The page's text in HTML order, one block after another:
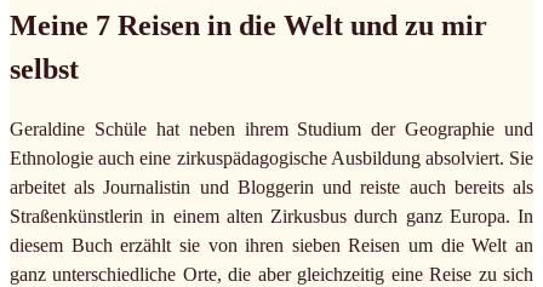
Meine 7 Reisen in die Welt und zu mir
selbst
Geraldine Schüle hat neben ihrem Studium der Geographie und
Ethnologie auch eine zirkuspädagogische Ausbildung absolviert. Sie
arbeitet als Journalistin und Bloggerin und reiste auch bereits als
Straßenkünstlerin in einem alten Zirkusbus durch ganz Europa. In
diesem Buch erzählt sie von ihren sieben Reisen um die Welt an
ganz unterschiedliche Orte, die aber gleichzeitig eine Reise zu sich